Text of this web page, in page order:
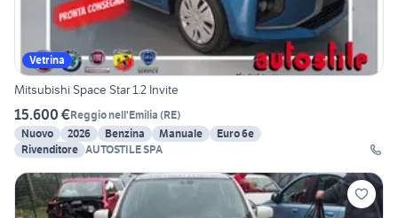
Vetrina
Mitsubishi Space Star 1.2 Invite
15.600 €Reggio nell'Emilia (RE)
Nuovo
2026 Benzina Manuale
Euro 6e
Rivenditore AUTOSTILE SPA